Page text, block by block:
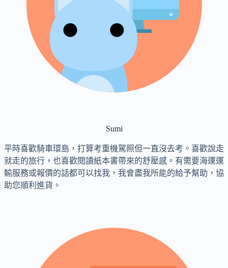
Sumi
平時喜歡騎車環島，打算考重機駕照但一直沒去考。喜歡說走
就走的旅行，也喜歡閱讀紙本書帶來的舒壓感。有需要海運運
輸服務或報價的話都可以找我，我會盡我所能的給予幫助，協
助您順利進貨。